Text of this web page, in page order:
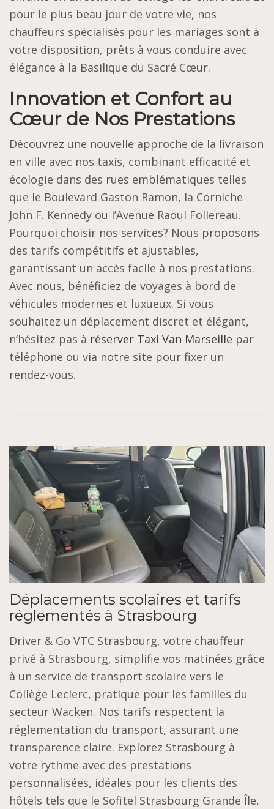
pour le plus beau jour de votre vie, nos
chauffeurs spécialisés pour les mariages sont à
votre disposition, prêts à vous conduire avec
élégance à la Basilique du Sacré Cœur.
Innovation et Confort au
Cœur de Nos Prestations
Découvrez une nouvelle approche de la livraison
en ville avec nos taxis, combinant efficacité et
écologie dans des rues emblématiques telles
que le Boulevard Gaston Ramon, la Corniche
John F. Kennedy ou l’Avenue Raoul Follereau.
Pourquoi choisir nos services? Nous proposons
des tarifs compétitifs et ajustables,
garantissant un accès facile à nos prestations.
Avec nous, bénéficiez de voyages à bord de
véhicules modernes et luxueux. Si vous
souhaitez un déplacement discret et élégant,
n’hésitez pas à réserver Taxi Van Marseille par
téléphone ou via notre site pour fixer un
rendez-vous.
Déplacements scolaires et tarifs
réglementés à Strasbourg
Driver & Go VTC Strasbourg, votre chauffeur
privé à Strasbourg, simplifie vos matinées grâce
à un service de transport scolaire vers le
Collège Leclerc, pratique pour les familles du
secteur Wacken. Nos tarifs respectent la
réglementation du transport, assurant une
transparence claire. Explorez Strasbourg à
votre rythme avec des prestations
personnalisées, idéales pour les clients des
hôtels tels que le Sofitel Strasbourg Grande Île,